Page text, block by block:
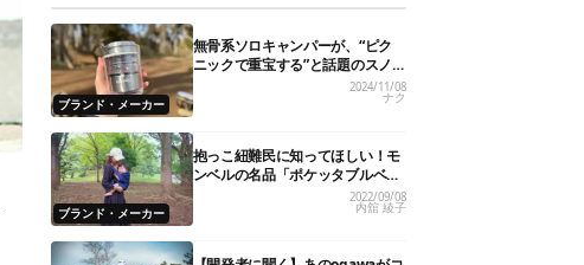
ブランド・メーカー
無骨系ソロキャンパーが、“ピク
ニックで重宝する”と話題のスノ
ーピーク「サヨウ」を使ってみた
ら…
2024/11/08
ナク
ブランド・メーカー
抱っこ紐難民に知ってほしい！モ
ンベルの名品「ポケッタブルベビ
ーキャリア」が全パパママにおす
2022/09/08
内舘 綾子